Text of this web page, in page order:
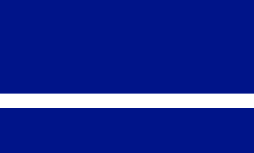
Адрес
399000, г. Липецк,